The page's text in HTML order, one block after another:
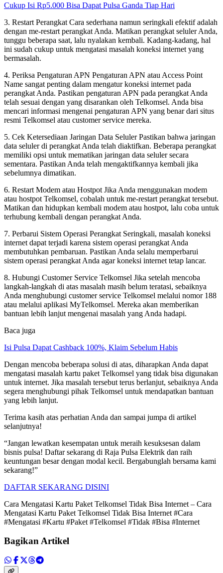
Cukup Isi Rp5.000 Bisa Dapat Pulsa Ganda Tiap Hari
3. Restart Perangkat Cara sederhana namun seringkali efektif adalah
dengan me-restart perangkat Anda. Matikan perangkat seluler Anda,
tunggu beberapa saat, lalu nyalakan kembali. Kadang-kadang, hal
ini sudah cukup untuk mengatasi masalah koneksi internet yang
bermasalah.
4. Periksa Pengaturan APN Pengaturan APN atau Access Point
Name sangat penting dalam mengatur koneksi internet pada
perangkat Anda. Pastikan pengaturan APN pada perangkat Anda
telah sesuai dengan yang disarankan oleh Telkomsel. Anda bisa
mencari informasi mengenai pengaturan APN yang benar dari situs
resmi Telkomsel atau customer service mereka.
5. Cek Ketersediaan Jaringan Data Seluler Pastikan bahwa jaringan
data seluler di perangkat Anda telah diaktifkan. Beberapa perangkat
memiliki opsi untuk mematikan jaringan data seluler secara
sementara. Pastikan Anda telah mengaktifkannya kembali jika
sebelumnya dimatikan.
6. Restart Modem atau Hostpot Jika Anda menggunakan modem
atau hostpot Telkomsel, cobalah untuk me-restart perangkat tersebut.
Matikan dan hidupkan kembali modem atau hostpot, lalu coba untuk
terhubung kembali dengan perangkat Anda.
7. Perbarui Sistem Operasi Perangkat Seringkali, masalah koneksi
internet dapat terjadi karena sistem operasi perangkat Anda
membutuhkan pembaruan. Pastikan Anda selalu memperbarui
sistem operasi perangkat Anda agar koneksi internet tetap lancar.
8. Hubungi Customer Service Telkomsel Jika setelah mencoba
langkah-langkah di atas masalah masih belum teratasi, sebaiknya
Anda menghubungi customer service Telkomsel melalui nomor 188
atau melalui aplikasi MyTelkomsel. Mereka akan memberikan
bantuan lebih lanjut mengenai masalah yang Anda hadapi.
Baca juga
Isi Pulsa Dapat Cashback 100%, Klaim Sebelum Habis
Dengan mencoba beberapa solusi di atas, diharapkan Anda dapat
mengatasi masalah kartu paket Telkomsel yang tidak bisa digunakan
untuk internet. Jika masalah tersebut terus berlanjut, sebaiknya Anda
segera menghubungi pihak Telkomsel untuk mendapatkan bantuan
yang lebih lanjut.
Terima kasih atas perhatian Anda dan sampai jumpa di artikel
selanjutnya!
“Jangan lewatkan kesempatan untuk meraih kesuksesan dalam
bisnis pulsa! Daftar sekarang di Raja Pulsa Elektrik dan raih
keuntungan besar dengan modal kecil. Bergabunglah bersama kami
sekarang!”
DAFTAR SEKARANG DISINI
Cara Mengatasi Kartu Paket Telkomsel Tidak Bisa Internet – Cara
Mengatasi Kartu Paket Telkomsel Tidak Bisa Internet #Cara
#Mengatasi #Kartu #Paket #Telkomsel #Tidak #Bisa #Internet
Bagikan Artikel